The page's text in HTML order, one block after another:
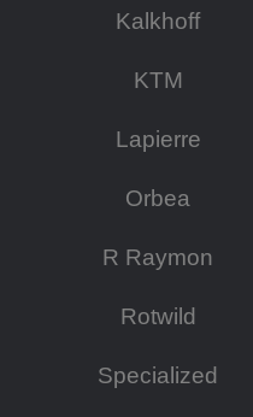
Kalkhoff
KTM
Lapierre
Orbea
R Raymon
Rotwild
Specialized